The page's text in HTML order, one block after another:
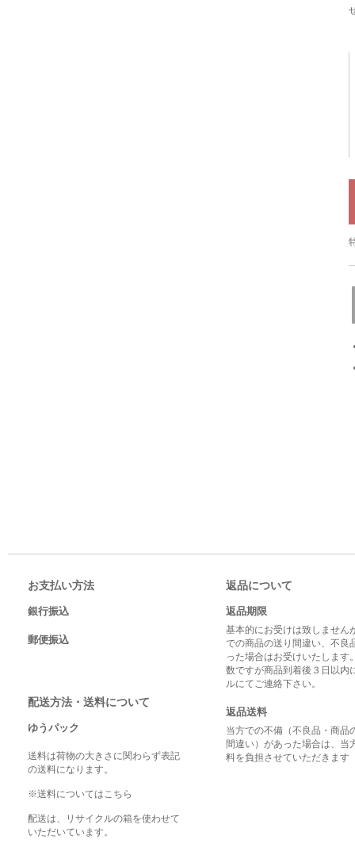
お支払い方法
銀行振込
郵便振込
配送方法・送料について
ゆうパック
送料は荷物の大きさに関わらず表記
の送料になります。
※送料についてはこちら
配送は、リサイクルの箱を使わせて
いただいています。
返品について
返品期限
基本的にお受けは致しません
での商品の送り間違い、不良
った場合はお受けいたします
数ですが商品到着後３日以内
ルにてご連絡下さい。
返品送料
当方での不備（不良品・商品
間違い）があった場合は、当
料を負担させていただきます